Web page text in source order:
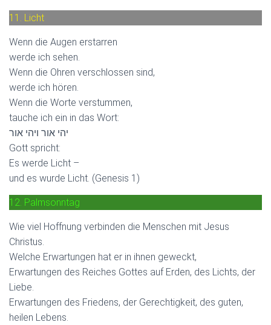
11. Licht
Wenn die Augen erstarren
werde ich sehen.
Wenn die Ohren verschlossen sind,
werde ich hören.
Wenn die Worte verstummen,
tauche ich ein in das Wort:
יהי אור ויהי אור
Gott spricht:
Es werde Licht –
und es wurde Licht. (Genesis 1)
12. Palmsonntag
Wie viel Hoffnung verbinden die Menschen mit Jesus
Christus.
Welche Erwartungen hat er in ihnen geweckt,
Erwartungen des Reiches Gottes auf Erden, des Lichts, der
Liebe.
Erwartungen des Friedens, der Gerechtigkeit, des guten,
heilen Lebens.